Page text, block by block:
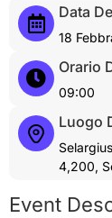
Data
18
Orario
09:00
Luogo
4,200,
Event